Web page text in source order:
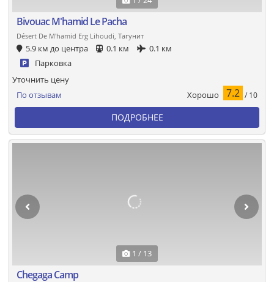
Bivouac M'hamid Le Pacha
Désert De M'hamid Erg Lihoudi, Тагунит
5.9 км до центра 0.1 км
0.1 км
Парковка
По отзывам Хорошо 7.2 / 10
Уточнить цену
ПОДРОБНЕЕ
1 / 13
Chegaga Camp